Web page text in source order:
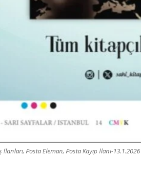
Posta Eleman, Posta Kayıp İlanı-13.1.2026